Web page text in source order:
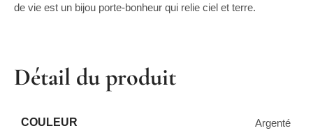
Détail du produit
COULEUR Argenté
de vie est un bijou porte-bonheur qui relie ciel et terre.